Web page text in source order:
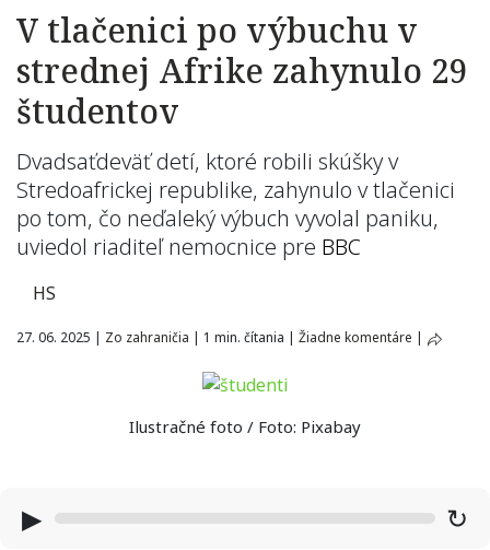
V tlačenici po výbuchu v
strednej Afrike zahynulo 29
študentov
Dvadsaťdeväť detí, ktoré robili skúšky v
Stredoafrickej republike, zahynulo v tlačenici
po tom, čo neďaleký výbuch vyvolal paniku,
uviedol riaditeľ nemocnice pre BBC
HS
27. 06. 2025 | Zo zahraničia | 1 min. čítania | Žiadne komentáre |
Ilustračné foto / Foto: Pixabay
▶ ↻